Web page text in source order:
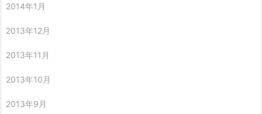
2014年1月
2013年12月
2013年11月
2013年10月
2013年9月